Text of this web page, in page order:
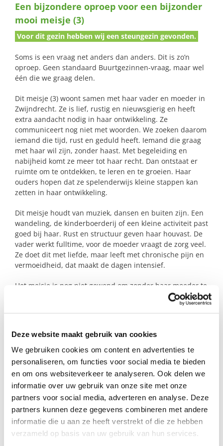
Deze website maakt gebruik van cookies
We gebruiken cookies om content en advertenties te
personaliseren, om functies voor social media te bieden
en om ons websiteverkeer te analyseren. Ook delen we
informatie over uw gebruik van onze site met onze
partners voor social media, adverteren en analyse. Deze
partners kunnen deze gegevens combineren met andere
informatie die u aan ze heeft verstrekt of die ze hebben
verzameld op basis van uw gebruik van hun services.
naar:
Een bijzondere oproep voor een bijzonder
mooi meisje (3)
Voor dit gezin hebben wij een steungezin gevonden.
Soms is een vraag net anders dan anders. Dit is zo’n
oproep. Geen standaard Buurtgezinnen-vraag, maar wel
één die we graag delen.
Dit meisje (3) woont samen met haar vader en moeder in
Zwijndrecht. Ze is lief, rustig en nieuwsgierig en heeft
extra aandacht nodig in haar ontwikkeling. Ze
communiceert nog niet met woorden. We zoeken daarom
iemand die tijd, rust en geduld heeft. Iemand die graag
met haar wil zijn, zonder haast. Met begeleiding en
nabijheid komt ze meer tot haar recht. Dan ontstaat er
ruimte om te ontdekken, te leren en te groeien. Haar
ouders hopen dat ze spelenderwijs kleine stappen kan
zetten in haar ontwikkeling.
Dit meisje houdt van muziek, dansen en buiten zijn. Een
wandeling, de kinderboerderij of een kleine activiteit past
goed bij haar. Rust en structuur geven haar houvast. De
vader werkt fulltime, voor de moeder vraagt de zorg veel.
Ze doet dit met liefde, maar leeft met chronische pijn en
vermoeidheid, dat maakt de dagen intensief.
Het meisje is nog niet gewend om zonder haar moeder te
zijn. Een rustige opbouw is daarom belangrijk. Dit vraagt
een gezin dat openstaat voor iets anders. Voor nabijheid,
Voel jij je aangesproken door een meisje dat net wat
anders vraagt?
Profiel steungezin
Wij zoeken een gezin in Zwijndrecht (of
omliggende gemeente):
Waar dit meisje een paar uurtjes per